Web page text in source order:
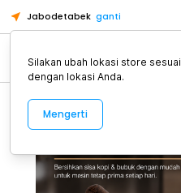
Jabodetabek ganti
Alat Kopi
Silakan ubah lokasi store sesuai
dengan lokasi Anda.
Mengerti